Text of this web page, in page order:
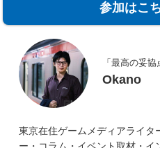
参加はこ
「最高の妥協
Okano
東京在住ゲームメディアライタ